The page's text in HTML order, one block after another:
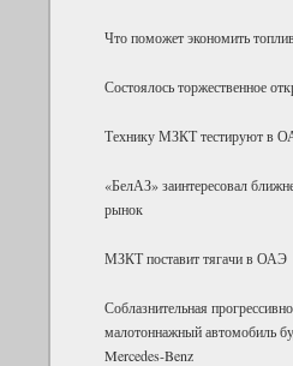
Что поможет экономить
Состоялось торжественное
Технику МЗКТ тестируют в
«БелАЗ» заинтересовал
рынок
МЗКТ поставит тягачи в ОАЭ
Соблазнительная
малотоннажный автомобиль
Mercedes-Benz